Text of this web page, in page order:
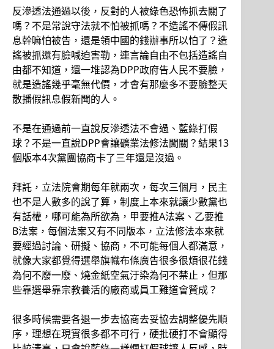
反滲透法通過以後，反對的人被綠色恐怖抓去關了
嗎？不是常說守法就不怕被抓嗎？不造謠不傳假訊
息幹嘛怕被告，還是領中國的錢辦事所以怕了？造
謠被抓還有臉喊迫害勒，連言論自由不包括造謠自
由都不知道，還一堆認為DPP政府告人民不要臉，
就是造謠幾乎毫無代價，才會有那麼多不要臉整天
散播假訊息假新聞的人。
不是在通過前一直說反滲透法不會過、藍綠打假
球？不是一直說DPP會讓礦業法修法闖關？結果13
個版本4次黨團協商卡了三年還是沒過。
拜託，立法院會期每年就兩次，每次三個月，民主
也不是人數多的說了算，制度上本來就讓少數黨也
有話權，哪可能為所欲為，甲要推A法案、乙要推
B法案，每個法案又有不同版本，立法修法本來就
要經過討論、研擬、協商，不可能每個人都滿意，
就像大家都覺得選舉旗幟布條廣告很多很煩很花錢
為何不廢一廢、燒金紙空氣汙染為何不禁止，但那
些靠選舉靠宗教養活的廠商或員工難道會贊成？
很多時候需要各退一步去協商去妥協去調整優先順
序，理想在現實很多都不可行，硬批硬打不會顯得